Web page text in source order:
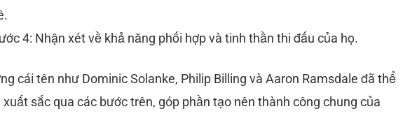
4: Nhận xét về khả năng phối hợp và tinh thần thi đấu của họ.
cái tên như Dominic Solanke, Philip Billing và Aaron Ramsdale đã thể
xuất sắc qua các bước trên, góp phần tạo nên thành công chung của